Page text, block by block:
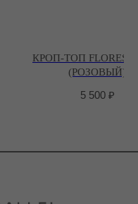
КРОП-ТОП
(PОЗОВЫЙ)
5 500 ₽